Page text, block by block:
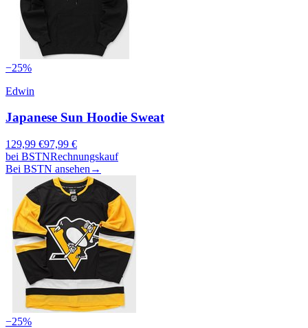
−25%
Edwin
Japanese Sun Hoodie Sweat
129,99 €97,99 €
bei BSTNRechnungskauf
Bei BSTN ansehen →
−25%